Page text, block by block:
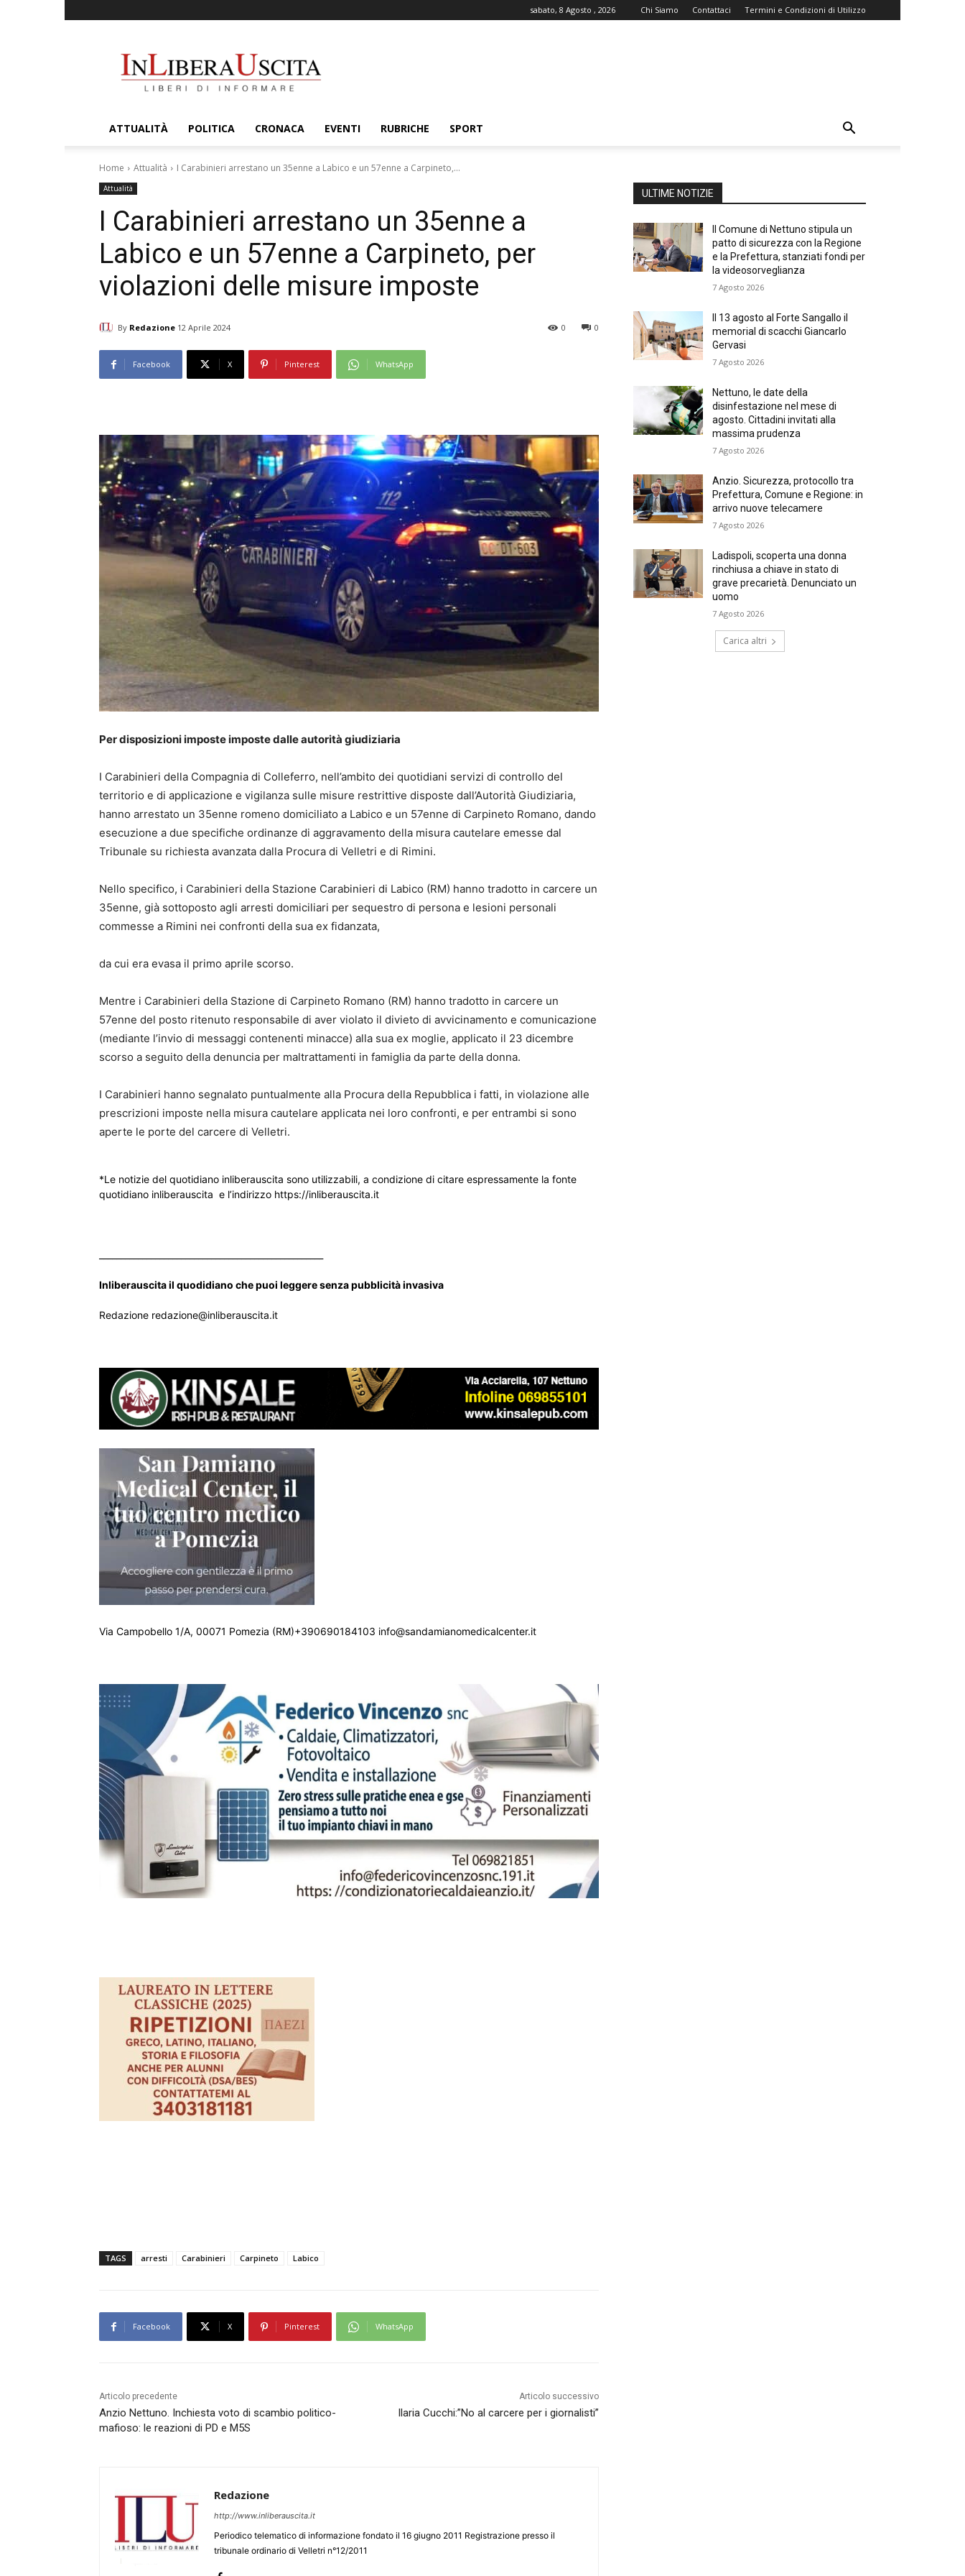
sabato, 8 Agosto , 2026 Chi Siamo Contattaci Termini e Condizioni di Utilizzo
ATTUALITÀ POLITICA CRONACA EVENTI RUBRICHE SPORT
Home Attualità I Carabinieri arrestano un 35enne a Labico e un 57enne a Carpineto,...
Attualità
I Carabinieri arrestano un 35enne a
Labico e un 57enne a Carpineto, per
violazioni delle misure imposte
By Redazione 12 Aprile 2024 0
0
Facebook X Pinterest WhatsApp
Per disposizioni imposte imposte dalle autorità giudiziaria
I Carabinieri della Compagnia di Colleferro, nell’ambito dei quotidiani servizi di controllo del
territorio e di applicazione e vigilanza sulle misure restrittive disposte dall’Autorità Giudiziaria,
hanno arrestato un 35enne romeno domiciliato a Labico e un 57enne di Carpineto Romano, dando
esecuzione a due specifiche ordinanze di aggravamento della misura cautelare emesse dal
Tribunale su richiesta avanzata dalla Procura di Velletri e di Rimini.
Nello specifico, i Carabinieri della Stazione Carabinieri di Labico (RM) hanno tradotto in carcere un
35enne, già sottoposto agli arresti domiciliari per sequestro di persona e lesioni personali
commesse a Rimini nei confronti della sua ex fidanzata,
da cui era evasa il primo aprile scorso.
Mentre i Carabinieri della Stazione di Carpineto Romano (RM) hanno tradotto in carcere un
57enne del posto ritenuto responsabile di aver violato il divieto di avvicinamento e comunicazione
(mediante l’invio di messaggi contenenti minacce) alla sua ex moglie, applicato il 23 dicembre
scorso a seguito della denuncia per maltrattamenti in famiglia da parte della donna.
I Carabinieri hanno segnalato puntualmente alla Procura della Repubblica i fatti, in violazione alle
prescrizioni imposte nella misura cautelare applicata nei loro confronti, e per entrambi si sono
aperte le porte del carcere di Velletri.
*Le notizie del quotidiano inliberauscita sono utilizzabili, a condizione di citare espressamente la fonte
quotidiano inliberauscita e l’indirizzo https://inliberauscita.it
Inliberauscita il quodidiano che puoi leggere senza pubblicità invasiva
Redazione redazione@inliberauscita.it
Via Campobello 1/A, 00071 Pomezia (RM)+390690184103 info@sandamianomedicalcenter.it
TAGS arresti Carabinieri Carpineto Labico
Facebook X Pinterest WhatsApp
Articolo precedente
Anzio Nettuno. Inchiesta voto di scambio politico-
mafioso: le reazioni di PD e M5S
Articolo successivo
Ilaria Cucchi:”No al carcere per i giornalisti”
Redazione
http://www.inliberauscita.it
Periodico telematico di informazione fondato il 16 giugno 2011 Registrazione presso il
tribunale ordinario di Velletri n°12/2011
ULTIME NOTIZIE
Il Comune di Nettuno stipula un
patto di sicurezza con la Regione
e la Prefettura, stanziati fondi per
la videosorveglianza
7 Agosto 2026
Il 13 agosto al Forte Sangallo il
memorial di scacchi Giancarlo
Gervasi
7 Agosto 2026
Nettuno, le date della
disinfestazione nel mese di
agosto. Cittadini invitati alla
massima prudenza
7 Agosto 2026
Anzio. Sicurezza, protocollo tra
Prefettura, Comune e Regione: in
arrivo nuove telecamere
7 Agosto 2026
Ladispoli, scoperta una donna
rinchiusa a chiave in stato di
grave precarietà. Denunciato un
uomo
7 Agosto 2026
Carica altri